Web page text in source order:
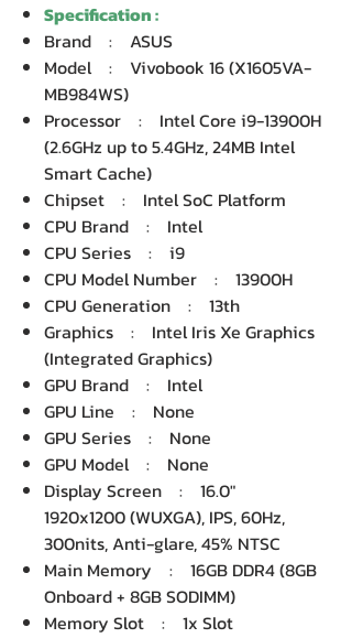
Specification :
Brand : ASUS
Model : Vivobook 16 (X1605VA-
MB984WS)
Processor : Intel Core i9-13900H
(2.6GHz up to 5.4GHz, 24MB Intel
Smart Cache)
Chipset : Intel SoC Platform
CPU Brand : Intel
CPU Series : i9
CPU Model Number : 13900H
CPU Generation : 13th
Graphics : Intel Iris Xe Graphics
(Integrated Graphics)
GPU Brand : Intel
GPU Line : None
GPU Series : None
GPU Model : None
Display Screen : 16.0"
1920x1200 (WUXGA), IPS, 60Hz,
300nits, Anti-glare, 45% NTSC
Main Memory : 16GB DDR4 (8GB
Onboard + 8GB SODIMM)
Memory Slot : 1x Slot